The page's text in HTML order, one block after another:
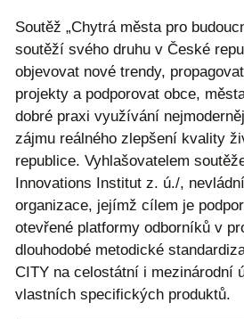
Soutěž „Chytrá města pro
soutěží svého druhu v České
objevovat nové trendy,
projekty a podporovat obce,
dobré praxi využívání
zájmu reálného zlepšení kvality
republice. Vyhlašovatelem
Innovations Institut z. ú./,
organizace, jejímž cílem je
otevřené platformy odborníků v
dlouhodobé metodické
CITY na celostátní i mezinárodní
vlastních specifických produktů.